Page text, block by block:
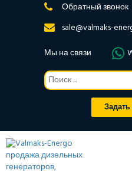
Обратный звонок
sale@valmaks-
Мы на связи